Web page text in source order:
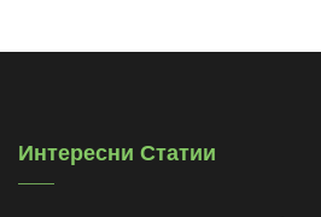
Интересни Статии